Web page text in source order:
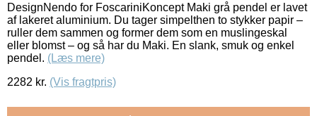
DesignNendo for FoscariniKoncept Maki grå pendel er lavet
af lakeret aluminium. Du tager simpelthen to stykker papir –
ruller dem sammen og former dem som en muslingeskal
eller blomst – og så har du Maki. En slank, smuk og enkel
pendel. (Læs mere)
2282 kr. (Vis fragtpris)